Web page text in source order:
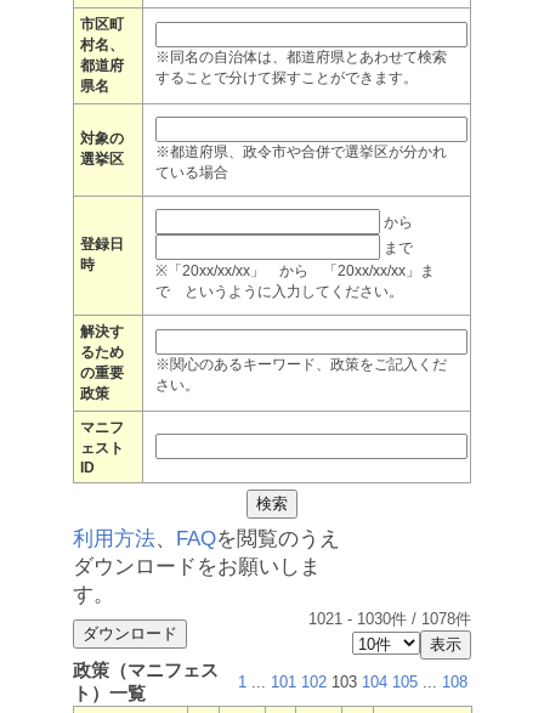
市区町
村名、
都道府
県名
※同名の自治体は、都道府県とあわせて検索
することで分けて探すことができます。
対象の
選挙区
※都道府県、政令市や合併で選挙区が分かれ
ている場合
登録日
時
から
まで
※「20xx/xx/xx」 から 「20xx/xx/xx」ま
で というように入力してください。
解決す
るため
の重要
政策
※関心のあるキーワード、政策をご記入くだ
さい。
マニフ
ェスト
ID
利用方法、 FAQを閲覧のうえ
ダウンロードをお願いしま
す。
1021 - 1030件 / 1078件
政策（マニフェス
ト）一覧
1 ... 101 102 103 104 105 ... 108